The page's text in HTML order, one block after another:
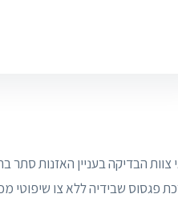
צוות הבדיקה בעניין האזנות
פגסוס שבידיה ללא צו שיפוטי